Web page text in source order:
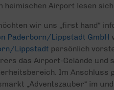
heimischen Airport lesen
wir uns „first hand“
Paderborn/Lippstadt GmbH
Lippstadt persönlich
das Airport-Gelände und
Im Anschluss
„Adventszauber“ im